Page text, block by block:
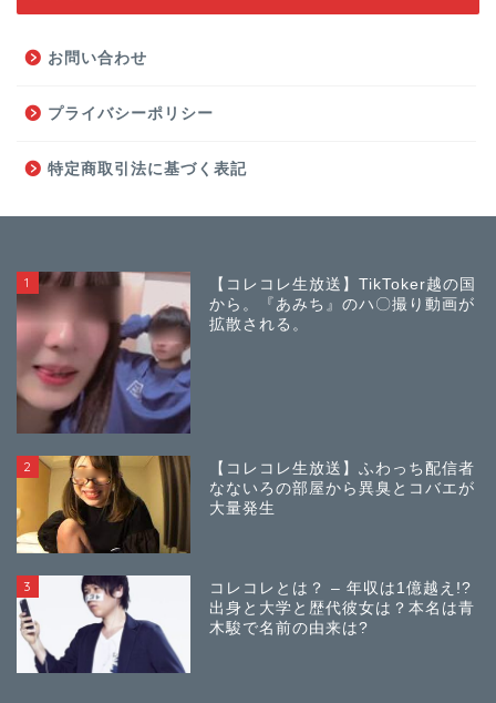
お問い合わせ
プライバシーポリシー
特定商取引法に基づく表記
1
【コレコレ生放送】TikToker越の国
から。『あみち』のハ〇撮り動画が
拡散される。
2
【コレコレ生放送】ふわっち配信者
なないろの部屋から異臭とコバエが
大量発生
3
コレコレとは？ – 年収は1億越え!?
出身と大学と歴代彼女は？本名は青
木駿で名前の由来は?